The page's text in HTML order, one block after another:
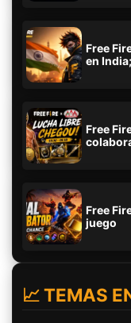
Free
en
Free
Free
juego
📈 TEMAS